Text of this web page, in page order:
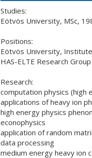
Studies:
Eötvös University, MSc,
Positions:
Eötvös University,
HAS-ELTE Research
Research:
computation physics (high
applications of heavy ion
high energy physics
econophysics
application of random
data processing
medium energy heavy ion